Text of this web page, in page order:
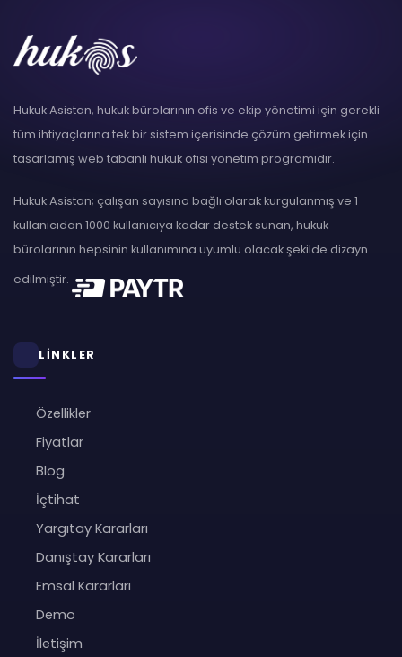
Hukuk Asistan, hukuk bürolarının ofis ve ekip yönetimi için gerekli
tüm ihtiyaçlarına tek bir sistem içerisinde çözüm getirmek için
tasarlamış web tabanlı hukuk ofisi yönetim programıdır.
Hukuk Asistan; çalışan sayısına bağlı olarak kurgulanmış ve 1
kullanıcıdan 1000 kullanıcıya kadar destek sunan, hukuk
bürolarının hepsinin kullanımına uyumlu olacak şekilde dizayn
edilmiştir.
LİNKLER
Özellikler
Fiyatlar
Blog
İçtihat
Yargıtay Kararları
Danıştay Kararları
Emsal Kararları
Demo
İletişim